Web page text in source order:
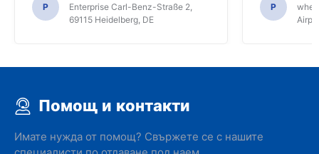
P
Enterprise Carl-Benz-Straße 2,
69115 Heidelberg, DE
P
Помощ и контакти
Имате нужда от помощ? Свържете се с нашите